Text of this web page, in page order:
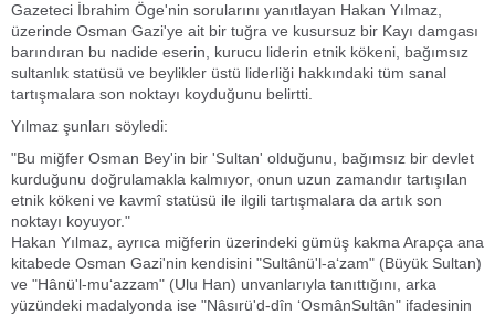
Gazeteci İbrahim Öge'nin sorularını yanıtlayan Hakan Yılmaz,
üzerinde Osman Gazi'ye ait bir tuğra ve kusursuz bir Kayı damgası
barındıran bu nadide eserin, kurucu liderin etnik kökeni, bağımsız
sultanlık statüsü ve beylikler üstü liderliği hakkındaki tüm sanal
tartışmalara son noktayı koyduğunu belirtti.
Yılmaz şunları söyledi:
"Bu miğfer Osman Bey'in bir 'Sultan' olduğunu, bağımsız bir devlet
kurduğunu doğrulamakla kalmıyor, onun uzun zamandır tartışılan
etnik kökeni ve kavmî statüsü ile ilgili tartışmalara da artık son
noktayı koyuyor."
Hakan Yılmaz, ayrıca miğferin üzerindeki gümüş kakma Arapça ana
kitabede Osman Gazi'nin kendisini "Sultânü'l-a‘zam" (Büyük Sultan)
ve "Hânü'l-mu‘azzam" (Ulu Han) unvanlarıyla tanıttığını, arka
yüzündeki madalyonda ise "Nâsırü'd-dîn ‘OsmânSultân" ifadesinin